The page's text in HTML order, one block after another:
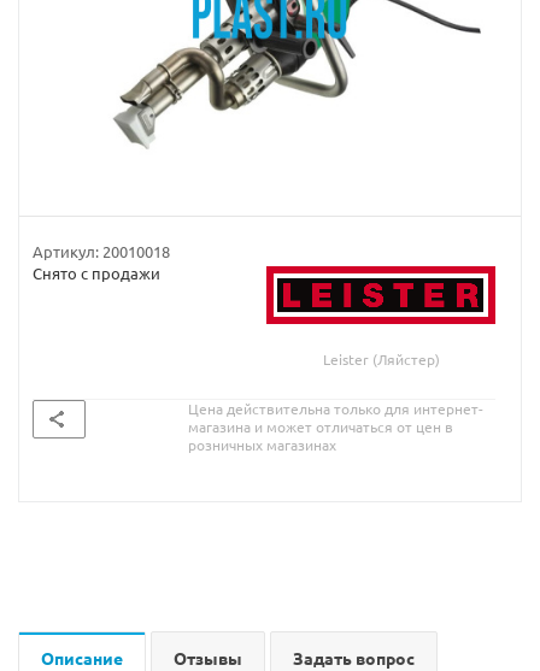
Артикул: 20010018
Снято с продажи
Leister (Ляйстер)
Цена действительна только для интернет-
магазина и может отличаться от цен в
розничных магазинах
Описание Отзывы Задать вопрос